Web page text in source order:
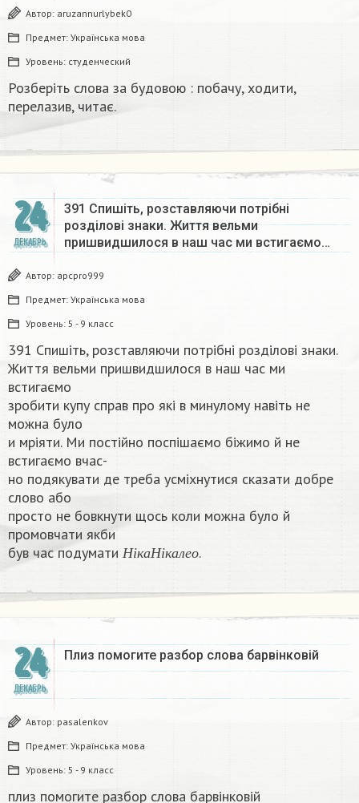
Автор: aruzannurlybek0
Предмет: Українська мова
Уровень: студенческий
Розберіть слова за будовою : побачу, ходити,
перелазив, читає.
24
ДЕКАБРЬ
391 Спишіть, розставляючи потрібні
розділові знаки. Життя вельми
пришвидшилося в наш час ми встигаємо…
Автор: apcpro999
Предмет: Українська мова
Уровень: 5 - 9 класс
391 Спишіть, розставляючи потрібні розділові знаки.
Життя вельми пришвидшилося в наш час ми
встигаємо
зробити купу справ про які в минулому навіть не
можна було
и мріяти. Ми постійно поспішаємо біжимо й не
встигаємо вчас-
но подякувати де треба усміхнутися сказати добре
слово або
просто не бовкнути щось коли можна було й
промовчати якби
був час подумати
Н і ка Н і кал е о .​
24
ДЕКАБРЬ
Плиз помогите разбор слова барвінковій
Автор: pasalenkov
Предмет: Українська мова
Уровень: 5 - 9 класс
плиз помогите разбор слова барвінковій